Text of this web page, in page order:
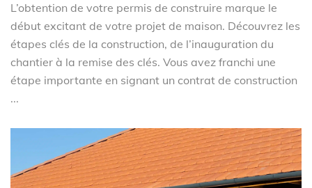
L’obtention de votre permis de construire marque le
début excitant de votre projet de maison. Découvrez les
étapes clés de la construction, de l’inauguration du
chantier à la remise des clés. Vous avez franchi une
étape importante en signant un contrat de construction
...